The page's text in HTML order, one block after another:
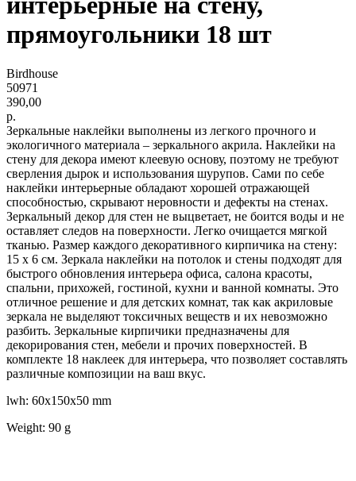
прямоугольники 18 шт
Birdhouse
50971
390,00
р.
Зеркальные наклейки выполнены из легкого прочного и
экологичного материала – зеркального акрила. Наклейки на
стену для декора имеют клеевую основу, поэтому не требуют
сверления дырок и использования шурупов. Сами по себе
наклейки интерьерные обладают хорошей отражающей
способностью, скрывают неровности и дефекты на стенах.
Зеркальный декор для стен не выцветает, не боится воды и не
оставляет следов на поверхности. Легко очищается мягкой
тканью. Размер каждого декоративного кирпичика на стену:
15 х 6 см. Зеркала наклейки на потолок и стены подходят для
быстрого обновления интерьера офиса, салона красоты,
спальни, прихожей, гостиной, кухни и ванной комнаты. Это
отличное решение и для детских комнат, так как акриловые
зеркала не выделяют токсичных веществ и их невозможно
разбить. Зеркальные кирпичики предназначены для
декорирования стен, мебели и прочих поверхностей. В
комплекте 18 наклеек для интерьера, что позволяет составлять
различные композиции на ваш вкус.
lwh: 60x150x50 mm
Weight: 90 g